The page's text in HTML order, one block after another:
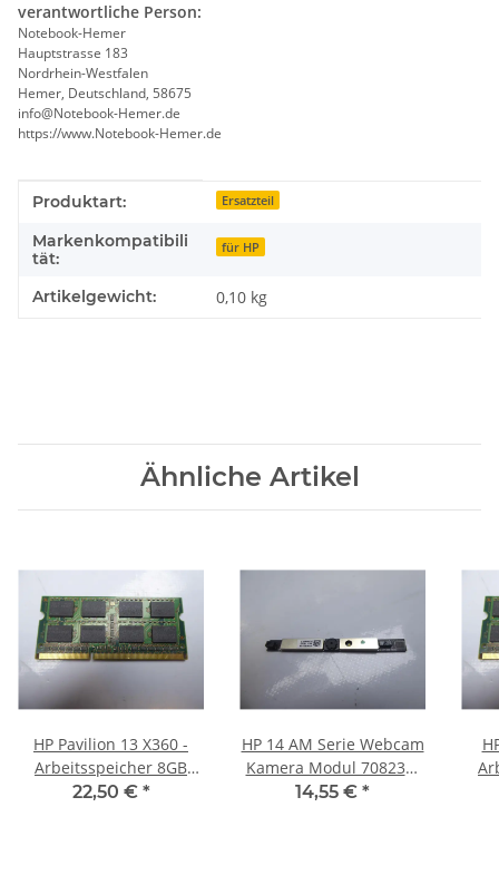
verantwortliche Person:
Notebook-Hemer
Hauptstrasse 183
Nordrhein-Westfalen
Hemer, Deutschland, 58675
info@Notebook-Hemer.de
https://www.Notebook-Hemer.de
Produkteigenschaft
Wert
Produktart: Ersatzteil
Markenkompatibili
tät:
für HP
Artikelgewicht: 0,10 kg
Ähnliche Artikel
HP Pavilion 13 X360 -
Arbeitsspeicher 8GB
RAM Memory DDR3
22,50 € *
HP 14 AM Serie Webcam
Kamera Modul 708231-
298 #4320
14,55 € *